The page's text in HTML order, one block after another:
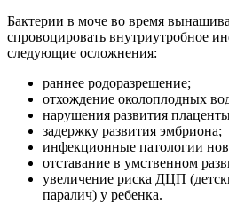
Бактерии в моче во время
спровоцировать внутриутробное
следующие осложнения:
раннее родоразрешение;
отхождение околоплодных
нарушения развития
задержку развития эмбриона;
инфекционные патологии
отставание в умственном
увеличение риска ДЦП
паралич) у ребенка.